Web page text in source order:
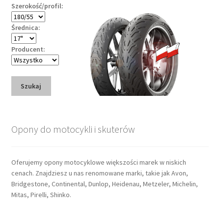
Szerokość/profil:
Średnica:
Producent:
Szukaj
Opony do motocykli i skuterów
Oferujemy opony motocyklowe większości marek w niskich
cenach. Znajdziesz u nas renomowane marki, takie jak Avon,
Bridgestone, Continental, Dunlop, Heidenau, Metzeler, Michelin,
Mitas, Pirelli, Shinko.